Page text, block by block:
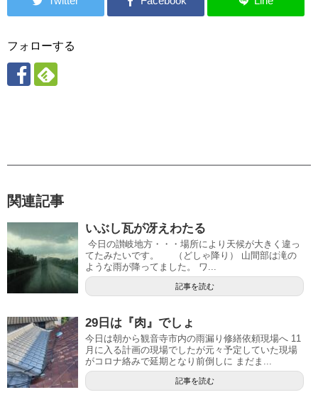
フォローする
関連記事
いぶし瓦が冴えわたる
今日の讃岐地方・・・場所により天候が大きく違っ
てたみたいです。 （どしゃ降り） 山間部は滝の
ような雨が降ってました。 ワ...
記事を読む
29日は『肉』でしょ
今日は朝から観音寺市内の雨漏り修繕依頼現場へ 11
月に入る計画の現場でしたが元々予定していた現場
がコロナ絡みで延期となり前倒しに まだま...
記事を読む